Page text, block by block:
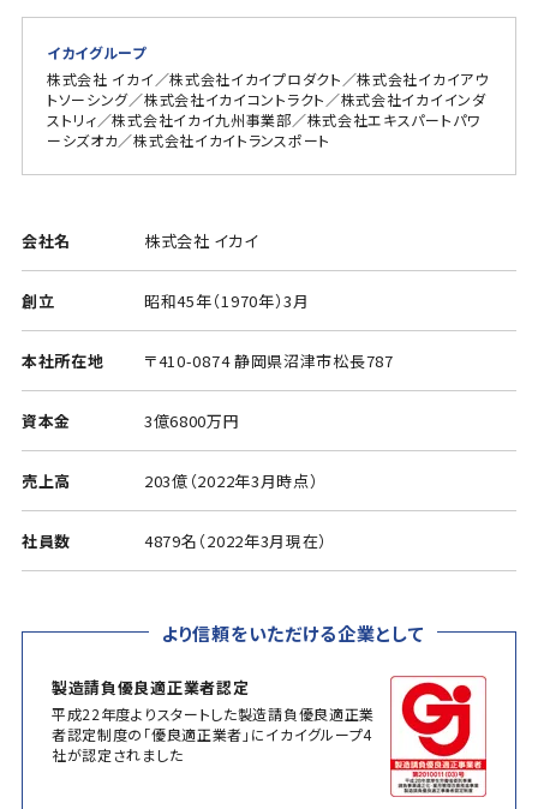
イカイグループ
株式会社 イカイ／株式会社イカイプロダクト／株式会社イカイアウ
トソーシング／株式会社イカイコントラクト／株式会社イカイインダ
ストリィ／株式会社イカイ九州事業部／株式会社エキスパートパワ
ーシズオカ／株式会社イカイトランスポート
会社名 株式会社 イカイ
創立 昭和45年（1970年）3月
本社所在地 〒410-0874 静岡県沼津市松長787
資本金 3億6800万円
売上高 203億（2022年3月時点）
社員数 4879名（2022年3月現在）
より信頼をいただける企業として
製造請負優良適正業者認定
平成22年度よりスタートした製造請負優良適正業
者認定制度の「優良適正業者」にイカイグループ4
社が認定されました